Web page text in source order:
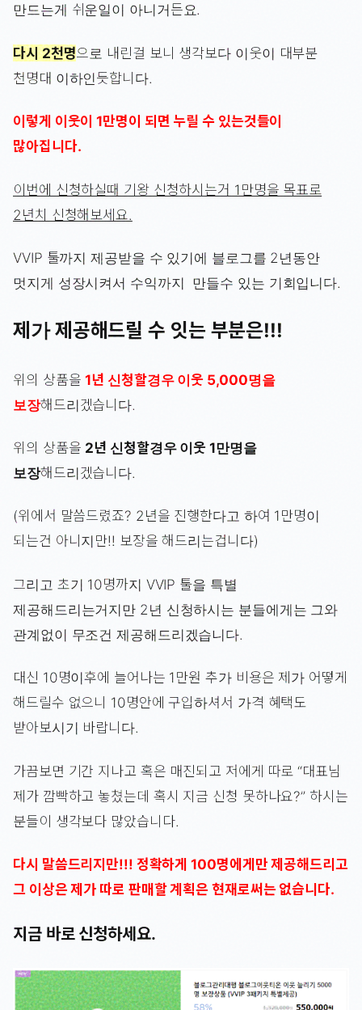
만드는게 쉬운일이 아니거든요.
다시 2천명으로 내린걸 보니 생각보다 이웃이 대부분
천명대 이하인듯합니다.
이렇게 이웃이 1만명이 되면 누릴 수 있는것들이
많아집니다.
이번에 신청하실때 기왕 신청하시는거 1만명을 목표로
2년치 신청해보세요.
VVIP 툴까지 제공받을 수 있기에 블로그를 2년동안
멋지게 성장시켜서 수익까지 만들수 있는 기회입니다.
제가 제공해드릴 수 잇는 부분은!!!
위의 상품을1년 신청할경우 이웃 5,000명을
보장해드리겠습니다.
위의 상품을 2년 신청할경우 이웃 1만명을
보장해드리겠습니다.
(위에서 말씀드렸죠? 2년을 진행한다고 하여 1만명이
되는건 아니지만!! 보장을 해드리는겁니다)
그리고 초기 10명까지 VVIP 툴을 특별
제공해드리는거지만 2년 신청하시는 분들에게는 그와
관계없이 무조건 제공해드리겠습니다.
대신 10명이후에 늘어나는 1만원 추가 비용은 제가 어떻게
해드릴수 없으니 10명안에 구입하셔서 가격 혜택도
받아보시기 바랍니다.
가끔보면 기간 지나고 혹은 매진되고 저에게 따로 “대표님
제가 깜빡하고 놓쳤는데 혹시 지금 신청 못하나요?” 하시는
분들이 생각보다 많았습니다.
다시 말씀드리지만!!! 정확하게 100명에게만 제공해드리고
그 이상은 제가 따로 판매할 계획은 현재로써는 없습니다.
지금 바로 신청하세요.